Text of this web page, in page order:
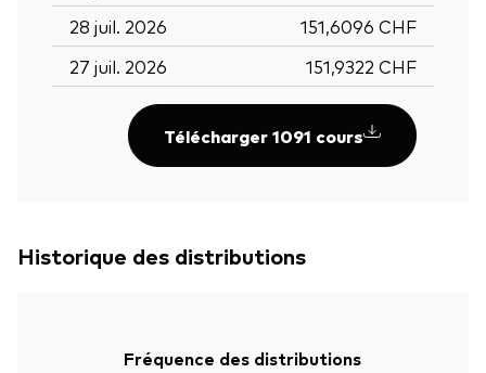
28 juil. 2026
151,6096 CHF
27 juil. 2026
151,9322 CHF
Télécharger 1091 cours
Historique des distributions
Fréquence des distributions